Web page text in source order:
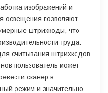
изображений и
освещения позволяют
штрихкоды, что
труда.
считывания штрихкодов
пользователь может
сканер в
режим и значительно